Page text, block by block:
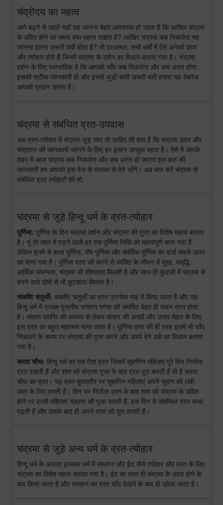
चंद्रोदय का महत्व
आगे बढ़ने से पहले यहाँ यह जानना बेहद आवश्यक हो जाता है कि आखिर चंद्रमा
के उदित होने का समय क्या महत्व रखता है? आखिर चंद्रमा कब निकलेगा यह
जानना इतना ज़रूरी क्यों होता है? तो दरअसल, सभी धर्मों में ऐसे अनेकों व्रत
और त्योहार होते हैं जिनमें चंद्रमा के दर्शन का विधान बताया गया है। चंद्रमा
दर्शन के लिए स्वाभाविक है कि आपको चाँद कब निकलेगा और कब अस्त होगा
इसकी सटीक जानकारी हो और इससे जुड़ी सारी ज़रूरी बातें हमारा यह वेबपेज
आपको प्रदान करता है।
चंद्रमा से संबंधित व्रत-उपवास
अब व्रत-त्योहार में चंद्रमा जुड़ जाए तो ज़ाहिर सी बात है कि चंद्रमा उदय और
चंद्रास्त की जानकारी जानने के लिए हर इंसान उत्सुक रहता है। ऐसे में आपके
शहर में आज चंद्रमा कब निकलेगा और कब अस्त हो जाएगा इस बात की
जानकारी हम आपको इस पेज के माध्यम से देते रहेंगे। अब बात करें चंद्रमा से
संबंधित व्रत त्योहारों की तो,
चंद्रमा से जुड़े हिन्दू धर्म के व्रत-त्योहार
पूर्णिमा: पूर्णिमा के दिन चंद्रमा दर्शन और चंद्रमा की पूजा का विशेष महत्व बताया
है। यूं तो साल में पड़ने वाली हर एक पूर्णिमा तिथि को महत्वपूर्ण माना गया है
लेकिन इनमें से शरद पूर्णिमा, पौष पूर्णिमा और कार्तिक पूर्णिमा का दर्जा सबसे ऊपर
का माना गया है। पूर्णिमा व्रत को करने से व्यक्ति के जीवन में सुख, समृद्धि,
आर्थिक संपन्नता, चंद्रमा सी शीतलता मिलती है और साथ ही कुंडली में चंद्रमा से
बनने वाले दोषों से भी छुटकारा मिलता है।
संकष्टि चतुर्थी: संकष्टि चतुर्थी का व्रत प्रत्येक माह में किया जाता है और यह
हिन्दू धर्म में प्रथम पूजनीय भगवान गणेश को समर्पित बेहद ही पावन व्रत होता
है। संतान प्राप्ति की कामना से लेकर संतान की अच्छी और उत्तम सेहत के लिए
इस व्रत का बहुत महात्मय माना जाता है। पूर्णिमा व्रत की ही तरह इसमें भी चाँद
निकलने के समय पर चंद्रमा की पूजा करने और अर्घ्य देने उसे का विधान बताया
गया है।
करवा चौथ: हिन्दू धर्म का एक ऐसा व्रत जिसमें सुहागिन महिलाएं पूरे दिन निर्जला
व्रत रखती हैं और शाम को चंद्रमा पूजा के बाद व्रत पूरा करती हैं वो है करवा
चौथ का व्रत। यह व्रत मुख्यतौर पर सुहागिन महिलाएं अपने सुहाग की लंबी
उम्र के लिए करती हैं। दिन भर निर्जला व्रत के बाद शाम को चंद्रमा के उदित
होने पर व्रती महिलाएं चंद्रमा की पूजा करती हैं, इस दिन से संबन्धित व्रत कथा
पढ़ती हैं और उसके बाद ही अपने व्रत को पूरा करती हैं।
चंद्रमा से जुड़े अन्य धर्म के व्रत-त्योहार
हिन्दू धर्म के अलावा इस्लाम धर्म में रमज़ान और ईद जैसे त्योहार और व्रत के लिए
चंद्रमा का विशेष महत्व बताया गया है। ईद का व्रत ही चंद्रमा के उदय होने के
बाद किया जाता है और रमज़ान का व्रत चाँद देखने के बाद ही खोला जाता है।